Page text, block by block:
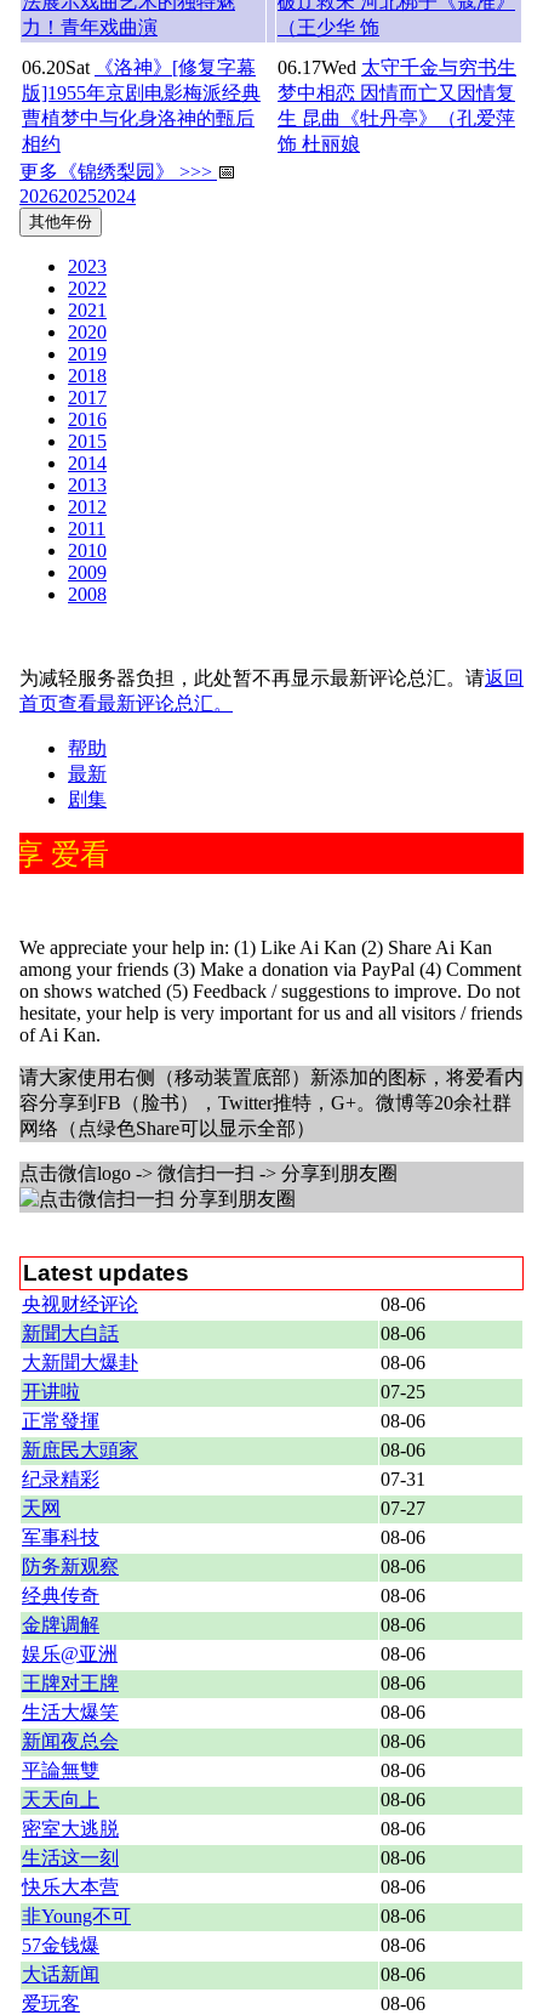
力！青年戏曲演
（王少华 饰
06.20Sat
《洛神》[修复字幕
版]1955年京剧电影梅派经典
曹植梦中与化身洛神的甄后
相约
06.17Wed 太守千金与穷书生
梦中相恋 因情而亡又因情复
生 昆曲《牡丹亭》（孔爱萍
饰 杜丽娘
更多《锦绣梨园》 >>> 📅
202620252024
其他年份
2023
2022
2021
2020
2019
2018
2017
2016
2015
2014
2013
2012
2011
2010
2009
2008
为减轻服务器负担，此处暂不再显示最新评论总汇。请返回
首页查看最新评论总汇。
帮助
最新
剧集
分享 爱看
We appreciate your help in: (1) Like Ai Kan (2) Share Ai Kan
among your friends (3) Make a donation via PayPal (4) Comment
on shows watched (5) Feedback / suggestions to improve. Do not
hesitate, your help is very important for us and all visitors / friends
of Ai Kan.
请大家使用右侧（移动装置底部）新添加的图标，将爱看内
容分享到FB（脸书），Twitter推特，G+。微博等20余社群
网络（点绿色Share可以显示全部）
点击微信logo -> 微信扫一扫 -> 分享到朋友圈
Latest updates
央视财经评论
08-06
新聞大白話
08-06
大新聞大爆卦
08-06
开讲啦
07-25
正常發揮
08-06
新庶民大頭家
08-06
纪录精彩
07-31
天网
07-27
军事科技
08-06
防务新观察
08-06
经典传奇
08-06
金牌调解
08-06
娱乐@亚洲
08-06
王牌对王牌
08-06
生活大爆笑
08-06
新闻夜总会
08-06
平論無雙
08-06
天天向上
08-06
密室大逃脱
08-06
生活这一刻
08-06
快乐大本营
08-06
非Young不可
08-06
57金钱爆
08-06
大话新闻
08-06
爱玩客
08-06